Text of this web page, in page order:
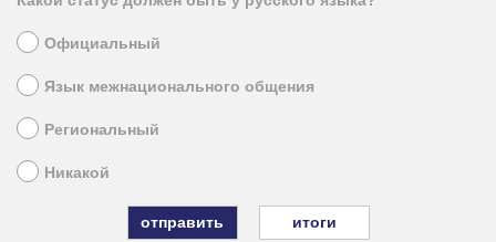
Официальный
Язык межнационального общения
Региональный
Никакой
итоги